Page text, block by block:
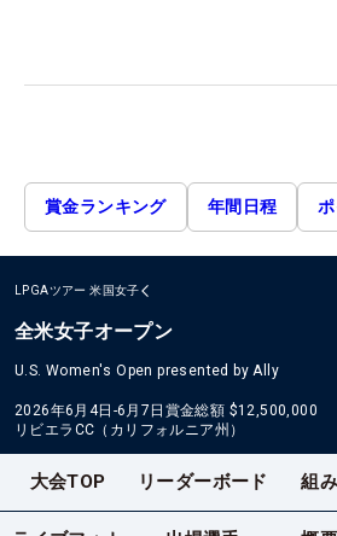
賞金ランキング 年間日程
LPGAツアー 米国女子
全米女子オープン
U.S. Women's Open presented by Ally
2026年6月4日-6月7日 賞金総額 $12,500,000
リビエラCC（カリフォルニア州）
大会TOP リーダーボード 組